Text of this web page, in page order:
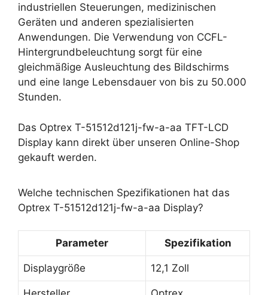
industriellen Steuerungen, medizinischen
Geräten und anderen spezialisierten
Anwendungen. Die Verwendung von CCFL-
Hintergrundbeleuchtung sorgt für eine
gleichmäßige Ausleuchtung des Bildschirms
und eine lange Lebensdauer von bis zu 50.000
Stunden.
Das Optrex T-51512d121j-fw-a-aa TFT-LCD
Display kann direkt über unseren Online-Shop
gekauft werden.
Welche technischen Spezifikationen hat das
Optrex T-51512d121j-fw-a-aa Display?
Parameter Spezifikation
Displaygröße 12,1 Zoll